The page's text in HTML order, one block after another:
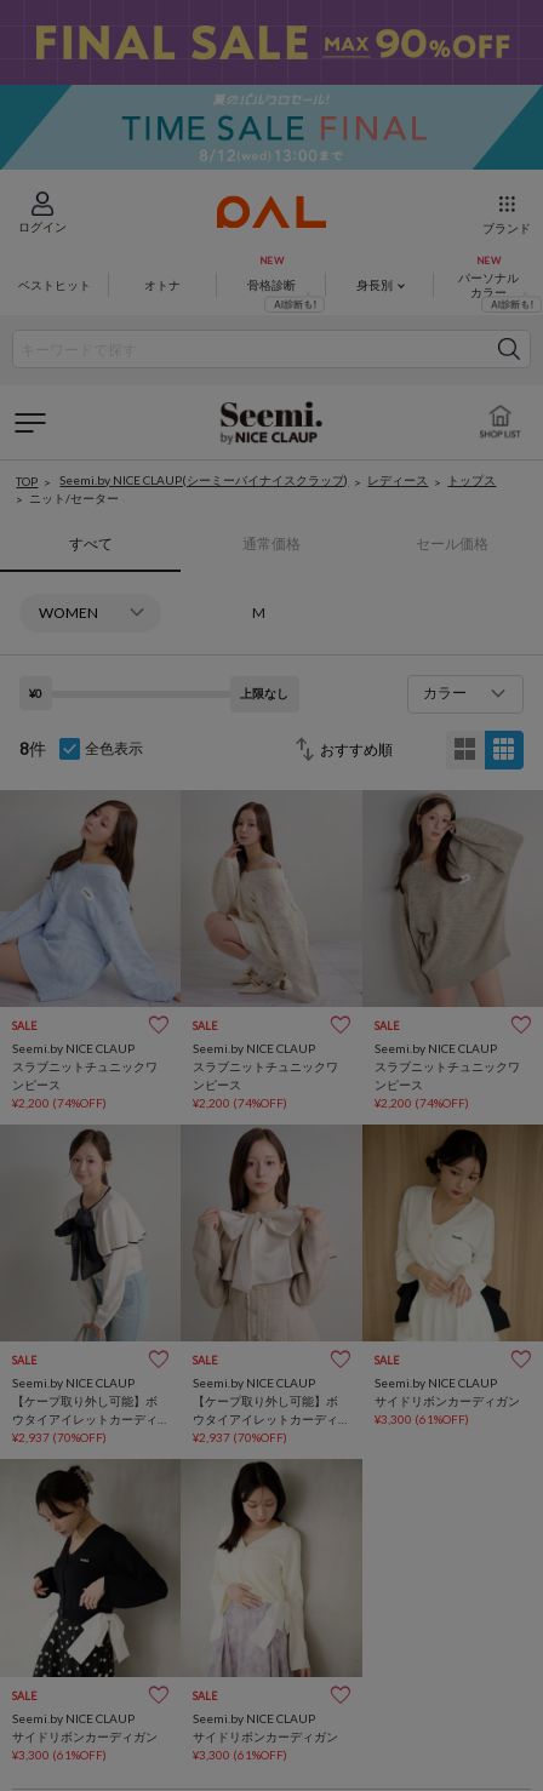
ログイン ブランド
ベストヒット オトナ 骨格診断 身長別
パーソナル
カラー
TOP Seemi.by NICE CLAUP(シーミーバイナイスクラップ) レディース
トップス
ニット/セーター
すべて 通常価格 セール価格
M
¥0 上限なし カラー
8件 全色表示
SALE
Seemi.by NICE CLAUP
スラブニットチュニックワ
ンピース
¥2,200 (74%OFF)
SALE
Seemi.by NICE CLAUP
スラブニットチュニックワ
ンピース
¥2,200 (74%OFF)
SALE
Seemi.by NICE CLAUP
スラブニットチュニックワ
ンピース
¥2,200 (74%OFF)
SALE
Seemi.by NICE CLAUP
【ケープ取り外し可能】ボ
ウタイアイレットカーディ
ガン
¥2,937 (70%OFF)
SALE
Seemi.by NICE CLAUP
【ケープ取り外し可能】ボ
ウタイアイレットカーディ
ガン
¥2,937 (70%OFF)
SALE
Seemi.by NICE CLAUP
サイドリボンカーディガン
¥3,300 (61%OFF)
SALE
Seemi.by NICE CLAUP
サイドリボンカーディガン
¥3,300 (61%OFF)
SALE
Seemi.by NICE CLAUP
サイドリボンカーディガン
¥3,300 (61%OFF)